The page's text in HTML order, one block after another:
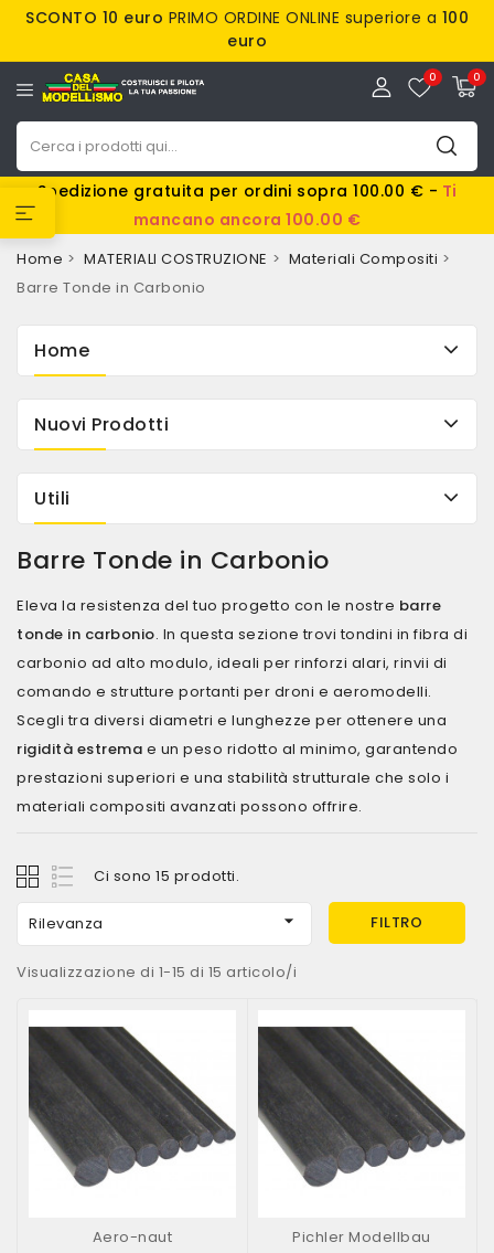
SCONTO 10 euro PRIMO ORDINE ONLINE superiore a 100
euro
0
0
Spedizione gratuita per ordini sopra 100.00 € - Ti
mancano ancora 100.00 €
Home MATERIALI COSTRUZIONE
Materiali Compositi
Barre Tonde in Carbonio
Home
Nuovi Prodotti
Utili
Barre Tonde in Carbonio
Eleva la resistenza del tuo progetto con le nostre barre
tonde in carbonio. In questa sezione trovi tondini in fibra di
carbonio ad alto modulo, ideali per rinforzi alari, rinvii di
comando e strutture portanti per droni e aeromodelli.
Scegli tra diversi diametri e lunghezze per ottenere una
rigidità estrema e un peso ridotto al minimo, garantendo
prestazioni superiori e una stabilità strutturale che solo i
materiali compositi avanzati possono offrire.
Ci sono 15 prodotti.
Rilevanza  FILTRO
Visualizzazione di 1-15 di 15 articolo/i
Aero-naut
Pichler Modellbau